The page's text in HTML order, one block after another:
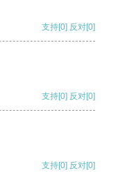
支持[0] 反对[0]
支持[0] 反对[0]
支持[0] 反对[0]